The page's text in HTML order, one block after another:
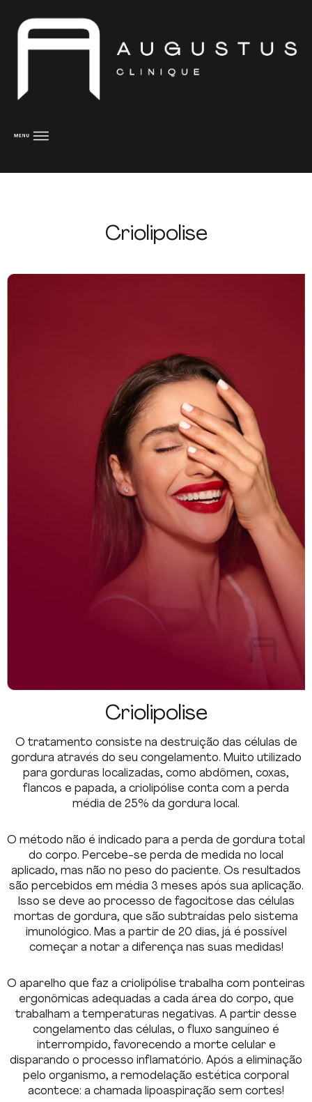
Criolipolise
Criolipolise
O tratamento consiste na destruição das células de
gordura através do seu congelamento. Muito utilizado
para gorduras localizadas, como abdômen, coxas,
flancos e papada, a criolipólise conta com a perda
média de 25% da gordura local.
O método não é indicado para a perda de gordura total
do corpo. Percebe-se perda de medida no local
aplicado, mas não no peso do paciente. Os resultados
são percebidos em média 3 meses após sua aplicação.
Isso se deve ao processo de fagocitose das células
mortas de gordura, que são subtraídas pelo sistema
imunológico. Mas a partir de 20 dias, já é possível
começar a notar a diferença nas suas medidas!
O aparelho que faz a criolipólise trabalha com ponteiras
ergonômicas adequadas a cada área do corpo, que
trabalham a temperaturas negativas. A partir desse
congelamento das células, o fluxo sanguíneo é
interrompido, favorecendo a morte celular e
disparando o processo inflamatório. Após a eliminação
pelo organismo, a remodelação estética corporal
acontece: a chamada lipoaspiração sem cortes!